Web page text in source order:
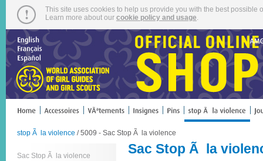
This site uses cookies to help us provide you with the best
Learn more about our cookie policy and usage
stop Ã la violence / 5009 - Sac Stop Ã la violence
Sac Stop Ã la violence Sac Stop Ã la